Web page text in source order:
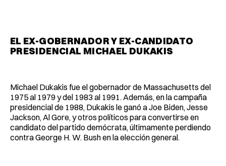
EL EX-GOBERNADOR Y EX-CANDIDATO
PRESIDENCIAL MICHAEL DUKAKIS
Michael Dukakis fue el gobernador de Massachusetts del
1975 al 1979 y del 1983 al 1991. Además, en la campaña
presidencial de 1988, Dukakis le ganó a Joe Biden, Jesse
Jackson, Al Gore, y otros políticos para convertirse en
candidato del partido demócrata, últimamente perdiendo
contra George H. W. Bush en la elección general.